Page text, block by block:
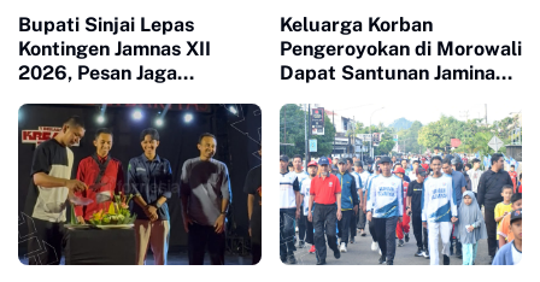
Bupati Sinjai Lepas
Kontingen Jamnas XII
2026, Pesan Jaga
Prestasi
Keluarga Korban
Pengeroyokan di Morowali
Dapat Santunan Jaminan
Juta